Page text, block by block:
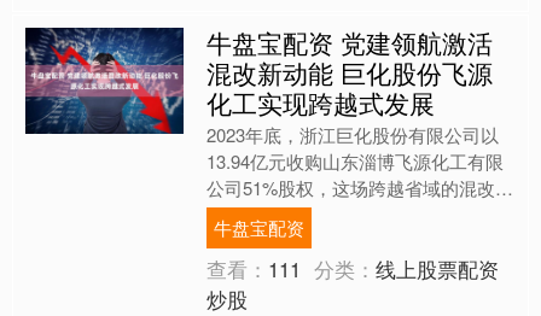
牛盘宝配资 党建领航激活
混改新动能 巨化股份飞源
化工实现跨越式发展
2023年底，浙江巨化股份有限公司以
13.94亿元收购山东淄博飞源化工有限
公司51%股权，这场跨越省域的混改不
仅推动飞源化工从民营企业转型为国有
控股混合所有制企....
牛盘宝配资
查看： 111 分类：线上股票配资
炒股